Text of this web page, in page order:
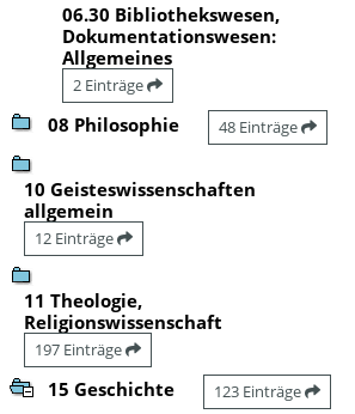
06.30 Bibliothekswesen,
Dokumentationswesen:
Allgemeines
2 Einträge
08 Philosophie 48 Einträge
10 Geisteswissenschaften
allgemein
12 Einträge
11 Theologie,
Religionswissenschaft
197 Einträge
15 Geschichte 123 Einträge